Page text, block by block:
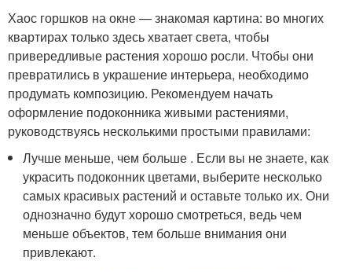
Хаос горшков на окне — знакомая картина: во многих
квартирах только здесь хватает света, чтобы
привередливые растения хорошо росли. Чтобы они
превратились в украшение интерьера, необходимо
продумать композицию. Рекомендуем начать
оформление подоконника живыми растениями,
руководствуясь несколькими простыми правилами:
Лучше меньше, чем больше . Если вы не знаете, как
украсить подоконник цветами, выберите несколько
самых красивых растений и оставьте только их. Они
однозначно будут хорошо смотреться, ведь чем
меньше объектов, тем больше внимания они
привлекают.